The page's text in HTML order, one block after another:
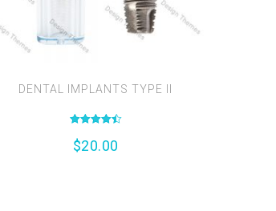
DENTAL IMPLANTS TYPE II
$20.00
4.50
su 5